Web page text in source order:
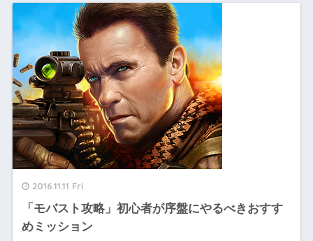
2016.11.11 Fri
「モバスト攻略」初心者が序盤にやるべきおすす
めミッション